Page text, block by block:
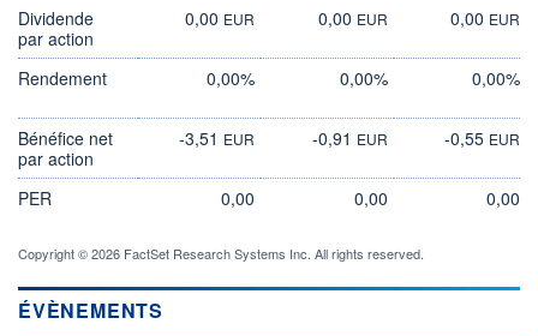
Dividende
par action
0,00 EUR 0,00 EUR 0,00 EUR
Rendement 0,00% 0,00% 0,00%
Bénéfice net
par action
-3,51 EUR -0,91 EUR -0,55 EUR
PER 0,00 0,00 0,00
Copyright © 2026 FactSet Research Systems Inc. All rights reserved.
ÉVÈNEMENTS